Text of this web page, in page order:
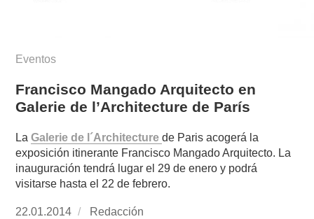
Eventos
Francisco Mangado Arquitecto en
Galerie de l’Architecture de París
LaGalerie de l´Architecturede Paris acogerá la
exposición itinerante Francisco Mangado Arquitecto. La
inauguración tendrá lugar el 29 de enero y podrá
visitarse hasta el 22 de febrero.
Publicado
22.01.2014 https://www.experimenta.es/author/redaccion/
Redacción